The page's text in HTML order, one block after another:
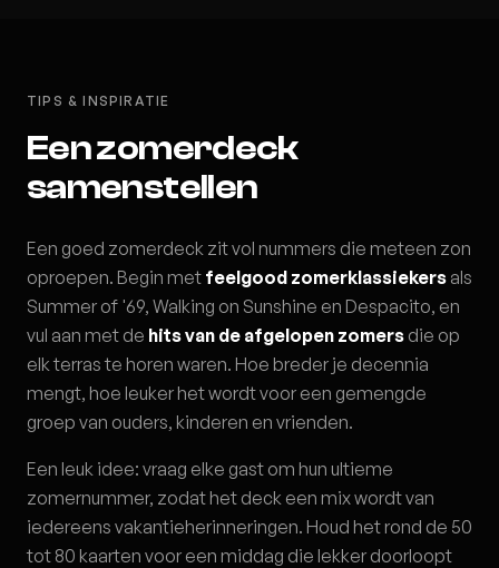
TIPS & INSPIRATIE
Een zomerdeck
samenstellen
Een goed zomerdeck zit vol nummers die meteen zon
oproepen. Begin met feelgood zomerklassiekers als
Summer of '69, Walking on Sunshine en Despacito, en
vul aan met de hits van de afgelopen zomers die op
elk terras te horen waren. Hoe breder je decennia
mengt, hoe leuker het wordt voor een gemengde
groep van ouders, kinderen en vrienden.
Een leuk idee: vraag elke gast om hun ultieme
zomernummer, zodat het deck een mix wordt van
iedereens vakantieherinneringen. Houd het rond de 50
tot 80 kaarten voor een middag die lekker doorloopt